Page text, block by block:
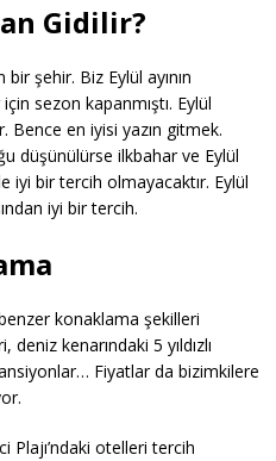
Gidilir?
şehir. Biz Eylül ayının
sezon kapanmıştı. Eylül
Bence en iyisi yazın gitmek.
düşünülürse ilkbahar ve Eylül
iyi bir tercih olmayacaktır. Eylül
iyi bir tercih.
konaklama şekilleri
kenarındaki 5 yıldızlı
Fiyatlar da bizimkilere
Plajı’ndaki otelleri tercih